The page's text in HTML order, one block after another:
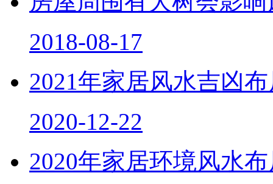
2018-08-17
2021年家居风水吉凶
2020-12-22
2020年家居环境风水